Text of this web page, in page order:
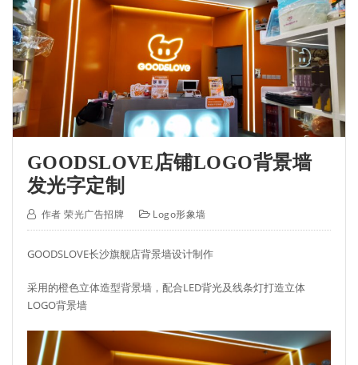
GOODSLOVE店铺LOGO背景墙
发光字定制
作者荣光广告招牌 Logo形象墙
GOODSLOVE长沙旗舰店背景墙设计制作
采用的橙色立体造型背景墙，配合LED背光及线条灯打造立体
LOGO背景墙